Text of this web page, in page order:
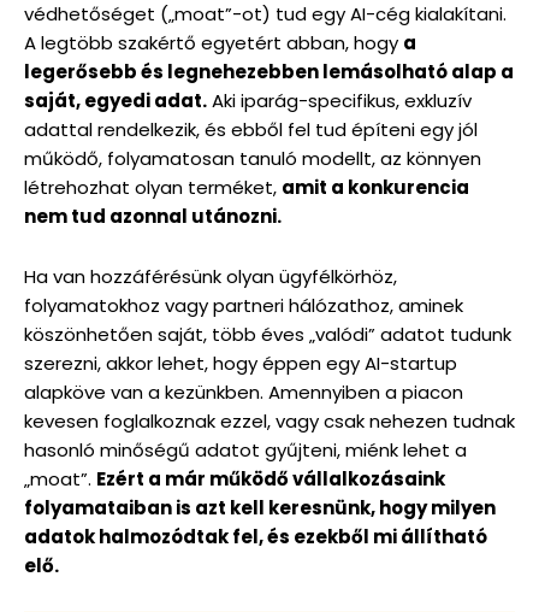
védhetőséget („moat”-ot) tud egy AI-cég kialakítani.
A legtöbb szakértő egyetért abban, hogy a
legerősebb és legnehezebben lemásolható alap a
saját, egyedi adat.Aki iparág-specifikus, exkluzív
adattal rendelkezik, és ebből fel tud építeni egy jól
működő, folyamatosan tanuló modellt, az könnyen
létrehozhat olyan terméket, amit a konkurencia
nem tud azonnal utánozni.
Ha van hozzáférésünk olyan ügyfélkörhöz,
folyamatokhoz vagy partneri hálózathoz, aminek
köszönhetően saját, több éves „valódi” adatot tudunk
szerezni, akkor lehet, hogy éppen egy AI-startup
alapköve van a kezünkben. Amennyiben a piacon
kevesen foglalkoznak ezzel, vagy csak nehezen tudnak
hasonló minőségű adatot gyűjteni, miénk lehet a
„moat”. Ezért a már működő vállalkozásaink
folyamataiban is azt kell keresnünk, hogy milyen
adatok halmozódtak fel, és ezekből mi állítható
elő.